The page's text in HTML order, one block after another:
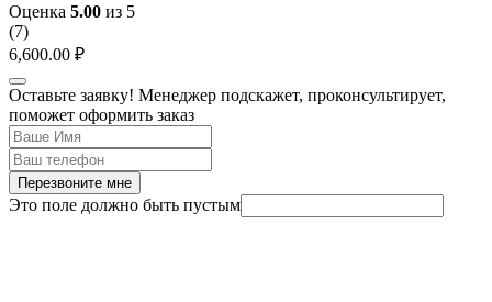
Оценка 5.00 из 5
(7)
6,600.00 ₽
Оставьте заявку! Менеджер подскажет, проконсультирует,
поможет оформить заказ
Перезвоните мне
Это поле должно быть пустым